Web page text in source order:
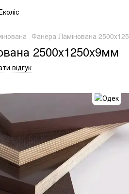
Фанера Ламінована
2500x1250x9мм
відгук